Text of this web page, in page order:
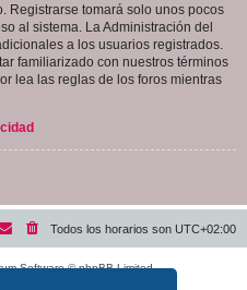
Registrarse tomará solo unos pocos
al sistema. La Administración del
a los usuarios registrados.
familiarizado con nuestros términos
lea las reglas de los foros mientras
Todos los horarios son UTC+02:00
Software © phpBB Limited